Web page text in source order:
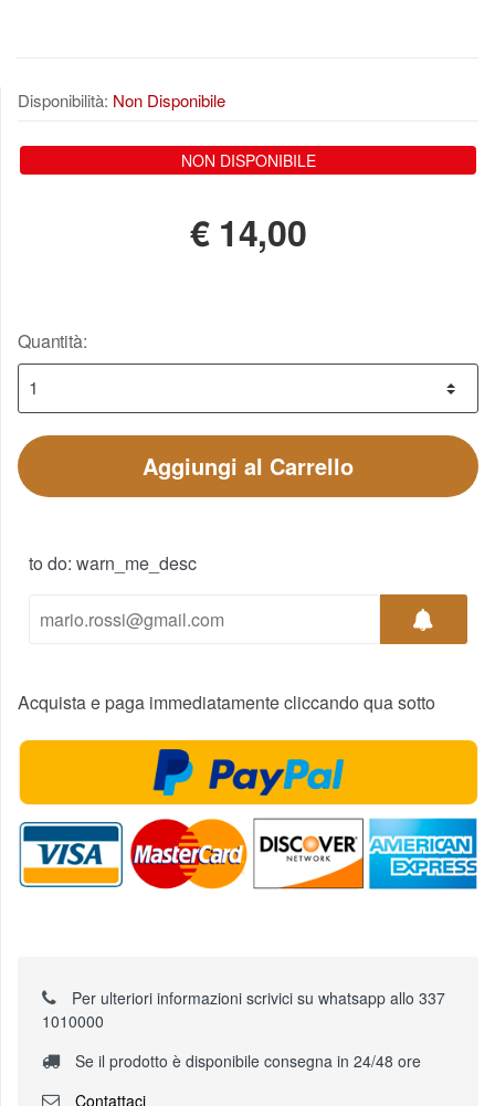
Disponibilità: Non Disponibile
NON DISPONIBILE
€ 14,00
Quantità:
Aggiungi al Carrello
to do: warn_me_desc
Acquista e paga immediatamente cliccando qua sotto
Per ulteriori informazioni scrivici su whatsapp allo 337
1010000
Se il prodotto è disponibile consegna in 24/48 ore
Contattaci